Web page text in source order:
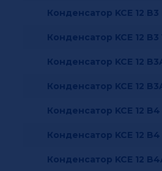
Конденсатор KCE 12 B3
Конденсатор KCE 12 B3
Конденсатор KCE 12
Конденсатор KCE 12
Конденсатор KCE 12 B4
Конденсатор KCE 12 B4
Конденсатор KCE 12